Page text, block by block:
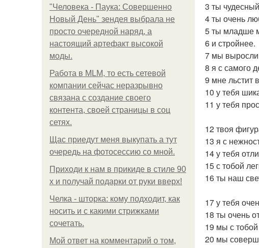
"Человека - Паука: Совершенно
Новый День" зендея выбрала не
просто очередной наряд, а
настоящий артефакт высокой
моды.
Работа в MLM, то есть сетевой
компании сейчас неразрывно
связана с создание своего
контента, своей страницы в соц
сетях.
Щас приедут меня выкупать а тут
очередь на фотосессию со мной.
Приходи к нам в прикиде в стиле 90
х и получай подарки от руки вверх!
Челка - шторка: кому подходит, как
носить и с какими стрижками
сочетать.
Мой ответ на комментарий о том,
3 ты
4 ты очень
5 ты младше
6 и стройнее.
7 мы
8 я с самого
9 мне льстит
10 у тебя
11 у тебя
12 твоя
13 я с
14 у тебя
15 с тобой
16 ты наш
17 у тебя
18 ты очень
19 мы с
20 мы